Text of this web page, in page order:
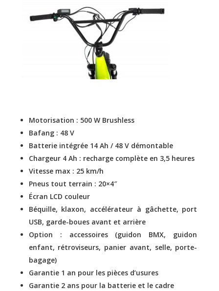
Motorisation : 500 W Brushless
Bafang : 48 V
Batterie intégrée 14 Ah / 48 V démontable
Chargeur 4 Ah : recharge complète en 3,5 heures
Vitesse max : 25 km/h
Pneus tout terrain : 20×4″
Écran LCD couleur
Béquille, klaxon, accélérateur à gâchette, port
USB, garde-boues avant et arrière
Option : accessoires (guidon BMX, guidon
enfant, rétroviseurs, panier avant, selle, porte-
bagage)
Garantie 1 an pour les pièces d’usures
Garantie 2 ans pour la batterie et le cadre